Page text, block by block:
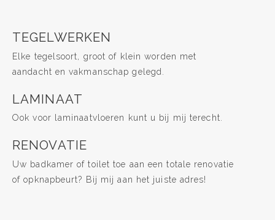
TEGELWERKEN
Elke tegelsoort, groot of klein worden met
aandacht en vakmanschap gelegd.
LAMINAAT
Ook voor laminaatvloeren kunt u bij mij terecht.
RENOVATIE
Uw badkamer of toilet toe aan een totale renovatie
of opknapbeurt? Bij mij aan het juiste adres!